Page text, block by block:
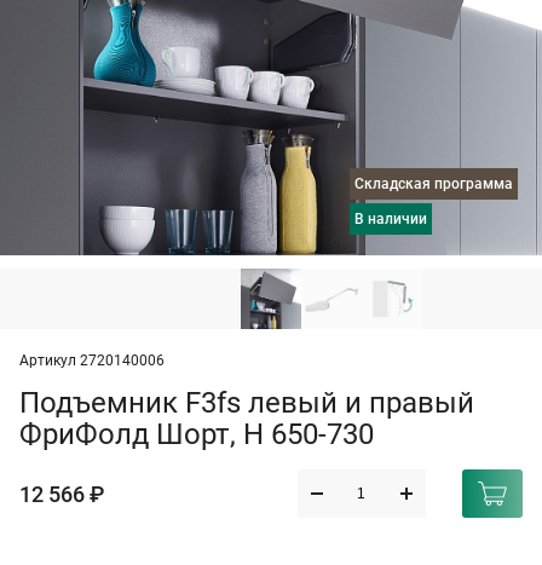
Складская программа
в наличии
Артикул 2720140006
Подъемник F3fs левый и правый
ФриФолд Шорт, H 650-730
12 566 ₽